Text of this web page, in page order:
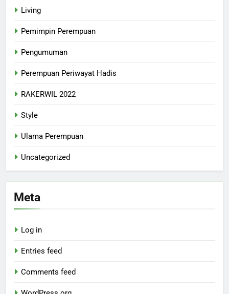
Living
Pemimpin Perempuan
Pengumuman
Perempuan Periwayat Hadis
RAKERWIL 2022
Style
Ulama Perempuan
Uncategorized
Meta
Log in
Entries feed
Comments feed